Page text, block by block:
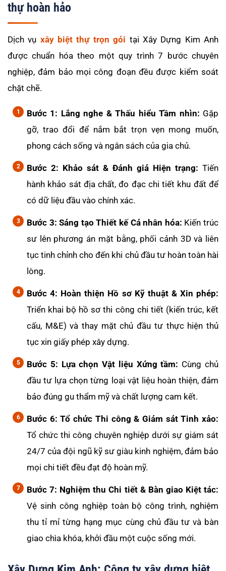
thự hoàn hảo
Dịch vụ xây biệt thự trọn gói tại Xây Dựng Kim Anh
được chuẩn hóa theo một quy trình 7 bước chuyên
nghiệp, đảm bảo mọi công đoạn đều được kiểm soát
chặt chẽ.
Bước 1: Lắng nghe & Thấu hiểu Tầm nhìn: Gặp
gỡ, trao đổi để nắm bắt trọn vẹn mong muốn,
phong cách sống và ngân sách của gia chủ.
Bước 2: Khảo sát & Đánh giá Hiện trạng: Tiến
hành khảo sát địa chất, đo đạc chi tiết khu đất để
có dữ liệu đầu vào chính xác.
Bước 3: Sáng tạo Thiết kế Cá nhân hóa: Kiến trúc
sư lên phương án mặt bằng, phối cảnh 3D và liên
tục tinh chỉnh cho đến khi chủ đầu tư hoàn toàn hài
lòng.
Bước 4: Hoàn thiện Hồ sơ Kỹ thuật & Xin phép:
Triển khai bộ hồ sơ thi công chi tiết (kiến trúc, kết
cấu, M&E) và thay mặt chủ đầu tư thực hiện thủ
tục xin giấy phép xây dựng.
Bước 5: Lựa chọn Vật liệu Xứng tầm: Cùng chủ
đầu tư lựa chọn từng loại vật liệu hoàn thiện, đảm
bảo đúng gu thẩm mỹ và chất lượng cam kết.
Bước 6: Tổ chức Thi công & Giám sát Tinh xảo:
Tổ chức thi công chuyên nghiệp dưới sự giám sát
24/7 của đội ngũ kỹ sư giàu kinh nghiệm, đảm bảo
mọi chi tiết đều đạt độ hoàn mỹ.
Bước 7: Nghiệm thu Chi tiết & Bàn giao Kiệt tác:
Vệ sinh công nghiệp toàn bộ công trình, nghiệm
thu tỉ mỉ từng hạng mục cùng chủ đầu tư và bàn
giao chìa khóa, khởi đầu một cuộc sống mới.